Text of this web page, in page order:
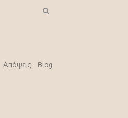
Απόψεις Blog